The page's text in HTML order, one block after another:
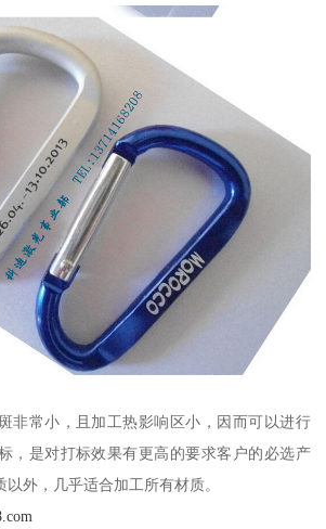
非常小，且加工热影响区小，因而可以进行
，是对打标效果有更高的要求客户的必选产
外，几乎适合加工所有材质。